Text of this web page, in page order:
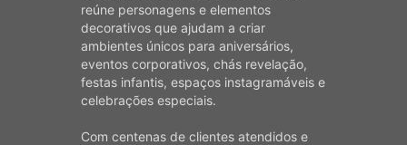
reúne personagens e elementos
decorativos que ajudam a criar
ambientes únicos para aniversários,
eventos corporativos, chás revelação,
festas infantis, espaços instagramáveis e
celebrações especiais.
Com centenas de clientes atendidos e